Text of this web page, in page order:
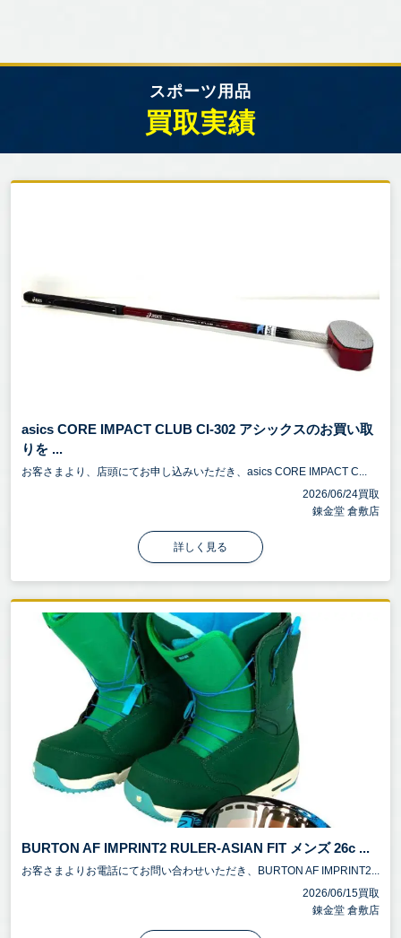
スポーツ用品
買取実績
asics CORE IMPACT CLUB CI-302 アシックスのお買い取
りを ...
お客さまより、店頭にてお申し込みいただき、asics CORE IMPACT C...
2026/06/24買取
錬金堂 倉敷店
詳しく見る
BURTON AF IMPRINT2 RULER-ASIAN FIT メンズ 26c ...
お客さまよりお電話にてお問い合わせいただき、BURTON AF IMPRINT2...
2026/06/15買取
錬金堂 倉敷店